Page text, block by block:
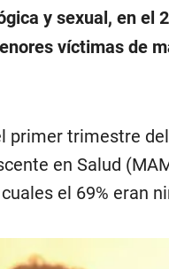
y sexual, en el
víctimas de
primer trimestre
en Salud
el 69% eran